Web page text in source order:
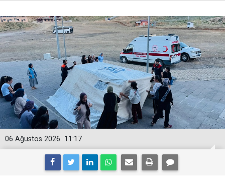
11:17
06 Ağustos 2026